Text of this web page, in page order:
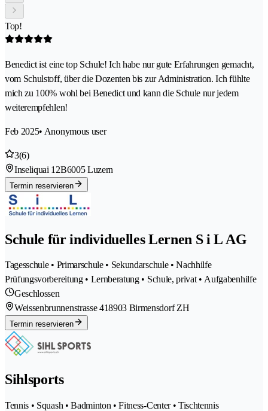
Top!
Benedict ist eine top Schule! Ich habe nur gute Erfahrungen gemacht,
vom Schulstoff, über die Dozenten bis zur Administration. Ich fühlte
mich zu 100% wohl bei Benedict und kann die Schule nur jedem
weiterempfehlen!
Feb 2025• Anonymous user
3(6)
Inseliquai 12B6005 Luzern
Termin reservieren
Schule für individuelles Lernen S i L AG
Tagesschule • Primarschule • Sekundarschule • Nachhilfe
Prüfungsvorbereitung • Lernberatung • Schule, privat • Aufgabenhilfe
Geschlossen
Weissenbrunnenstrasse 418903 Birmensdorf ZH
Termin reservieren
Sihlsports
Tennis • Squash • Badminton • Fitness-Center • Tischtennis